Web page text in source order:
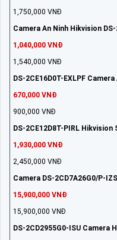
1,750,000 VNĐ
Camera An Ninh Hikvision
1,040,000 VNĐ
1,540,000 VNĐ
DS-2CE16D0T-EXLPF
670,000 VNĐ
900,000 VNĐ
DS-2CE12D8T-PIRL Hikvision
1,930,000 VNĐ
2,450,000 VNĐ
Camera DS-2CD7A26G0/P-IZS
15,900,000 VNĐ
15,900,000 VNĐ
DS-2CD2955G0-ISU Camera